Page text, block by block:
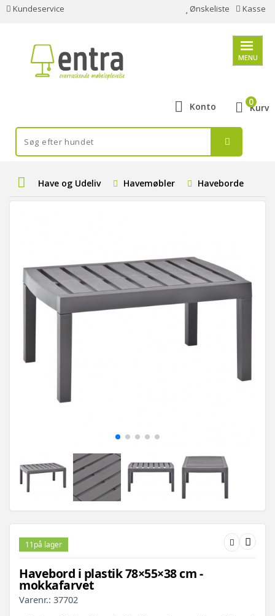
Kundeservice Ønskeliste Kasse
MENU
Konto Kurv
0
Have og Udeliv Havemøbler Haveborde
11på lager
Havebord i plastik 78×55×38 cm -
mokkafarvet
Varenr.: 37702